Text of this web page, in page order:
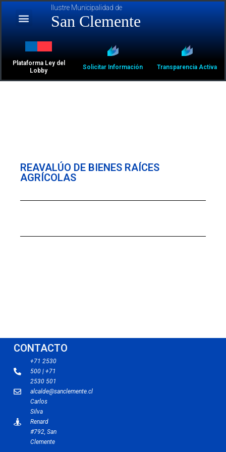
Ilustre Municipalidad de
San Clemente
Plataforma Ley del
Lobby
Solicitar Información Transparencia Activa
REAVALÚO DE BIENES RAÍCES
AGRÍCOLAS
CONTACTO
+71 2530
500 | +71
2530 501
alcalde@sanclemente.cl
Carlos
Silva
Renard
#792, San
Clemente